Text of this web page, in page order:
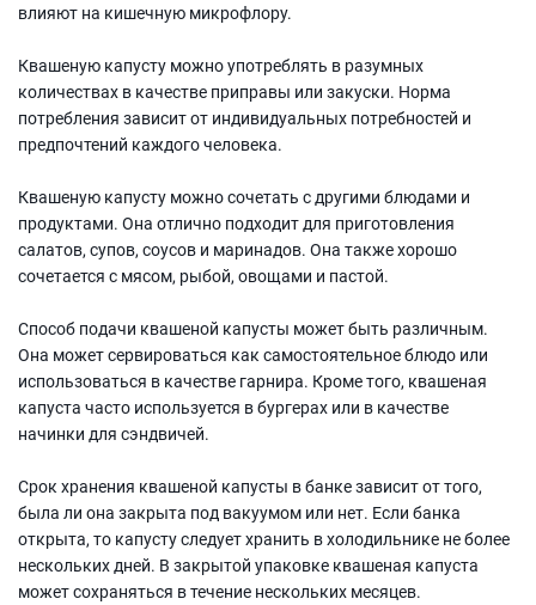
влияют на кишечную микрофлору.
Квашеную капусту можно употреблять в разумных
количествах в качестве приправы или закуски. Норма
потребления зависит от индивидуальных потребностей и
предпочтений каждого человека.
Квашеную капусту можно сочетать с другими блюдами и
продуктами. Она отлично подходит для приготовления
салатов, супов, соусов и маринадов. Она также хорошо
сочетается с мясом, рыбой, овощами и пастой.
Способ подачи квашеной капусты может быть различным.
Она может сервироваться как самостоятельное блюдо или
использоваться в качестве гарнира. Кроме того, квашеная
капуста часто используется в бургерах или в качестве
начинки для сэндвичей.
Срок хранения квашеной капусты в банке зависит от того,
была ли она закрыта под вакуумом или нет. Если банка
открыта, то капусту следует хранить в холодильнике не более
нескольких дней. В закрытой упаковке квашеная капуста
может сохраняться в течение нескольких месяцев.